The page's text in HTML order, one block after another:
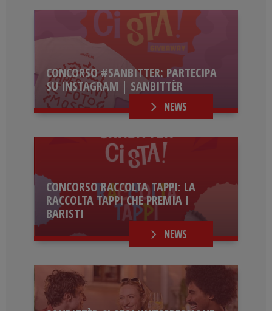
CONCORSO #SANBITTER: PARTECIPA
SU INSTAGRAM | SANBITTÈR
NEWS
CONCORSO RACCOLTA TAPPI: LA
RACCOLTA TAPPI CHE PREMIA I
BARISTI
NEWS